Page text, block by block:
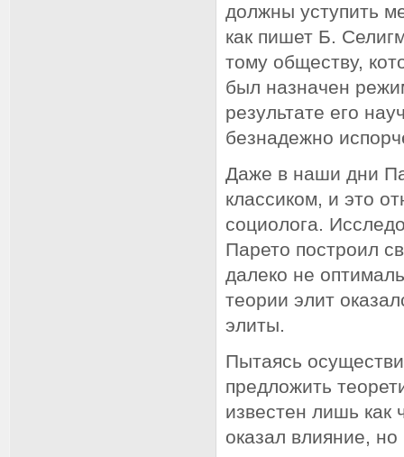
должны уступить
как пишет Б.
тому обществу,
был назначен
результате его
безнадежно
Даже в наши дни
классиком, и это
социолога.
Парето построил
далеко не
теории элит
элиты.
Пытаясь
предложить
известен лишь как
оказал влияние,